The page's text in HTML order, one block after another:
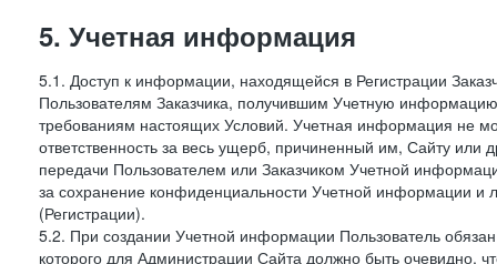
5. Учетная информация
5.1. Доступ к информации, находящейся в Регистрации
Пользователям Заказчика, получившим Учетную
требованиям настоящих Условий. Учетная информация не
ответственность за весь ущерб, причиненный им, Сайту
передачи Пользователем или Заказчиком Учетной
за сохранение конфиденциальности Учетной информации
(Регистрации).
5.2. При создании Учетной информации Пользователь
которого для Администрации Сайта должно быть очевидно,